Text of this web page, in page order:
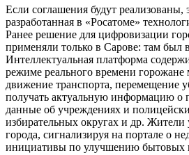
Если соглашения будут реализованы,
разработанная в «Росатоме»
Ранее решение для цифровизации
применяли только в Сарове: там был
Интеллектуальная платформа
режиме реального времени горожане
движение транспорта, перемещение
получать актуальную информацию о
данные об учреждениях и
избирательных округах и др. Жители
города, сигнализируя на портале о
инициативы по улучшению бытовых